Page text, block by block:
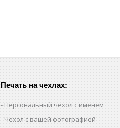
Печать на чехлах:
Персональный чехол с именем
Чехол с вашей фотографией